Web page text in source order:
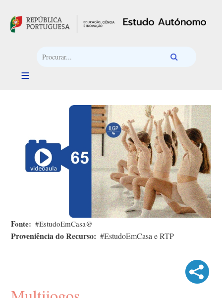
Fonte #EstudoEmCasa@
Proveniência do Recurso #EstudoEmCasa e RTP